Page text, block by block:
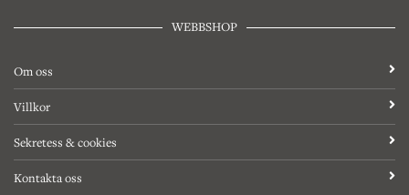
WEBBSHOP
Om oss
Villkor
Sekretess & cookies
Kontakta oss